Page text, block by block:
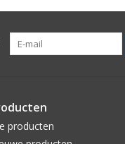
producten